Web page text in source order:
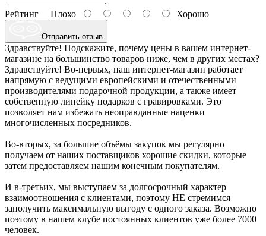
Рейтинг Плохо Хорошо
Отправить отзыв
Здравствуйте! Подскажите, почему цены в вашем интернет-
магазине на большинство товаров ниже, чем в других местах?
Здравствуйте! Во-первых, наш интернет-магазин работает
напрямую с ведущими европейскими и отечественными
производителями подарочной продукции, а также имеет
собственную линейку подарков с гравировками. Это
позволяет нам избежать неоправданные наценки
многочисленных посредников.
Во-вторых, за большие объёмы закупок мы регулярно
получаем от наших поставщиков хорошие скидки, которые
затем предоставляем нашим конечным покупателям.
И в-третьих, мы выступаем за долгосрочный характер
взаимоотношения с клиентами, поэтому НЕ стремимся
заполучить максимальную выгоду с одного заказа. Возможно
поэтому в нашем клубе постоянных клиентов уже более 7000
человек.